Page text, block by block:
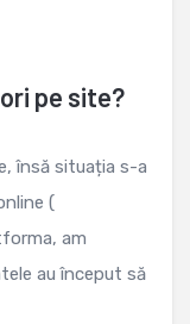
pe site?
însă situația s-a
(
am
au început să